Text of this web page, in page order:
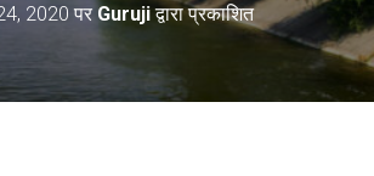
2020 पर Gurujiद्वारा प्रकाशित